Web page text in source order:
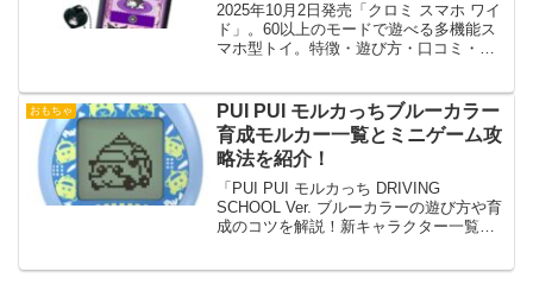
2025年10月2日発売「クロミ スマホ ワイ
ド」。60以上のモードで遊べる多機能ス
マホ型トイ。特徴・遊び方・口コミ・購
おもちゃ
PUI PUI モルカっちブルーカラー
育成モルカー一覧とミニゲーム攻
略法を紹介！
「PUI PUI モルカっち DRIVING
SCHOOL Ver. ブルーカラーの遊び方や育
成のコツを解説！新キャラクター一覧や